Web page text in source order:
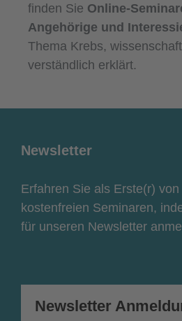
finden Sie Online-
Angehörige und
Thema Krebs,
verständlich erklärt.
Newsletter
Erfahren Sie als Erste(r) von
kostenfreien Seminaren,
für unseren Newsletter
Newsletter